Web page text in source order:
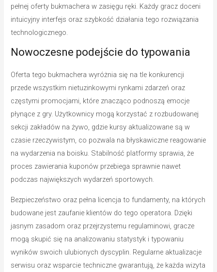
pełnej oferty bukmachera w zasięgu ręki. Każdy gracz doceni
intuicyjny interfejs oraz szybkość działania tego rozwiązania
technologicznego.
Nowoczesne podejście do typowania
Oferta tego bukmachera wyróżnia się na tle konkurencji
przede wszystkim nietuzinkowymi rynkami zdarzeń oraz
częstymi promocjami, które znacząco podnoszą emocje
płynące z gry. Użytkownicy mogą korzystać z rozbudowanej
sekcji zakładów na żywo, gdzie kursy aktualizowane są w
czasie rzeczywistym, co pozwala na błyskawiczne reagowanie
na wydarzenia na boisku. Stabilność platformy sprawia, że
proces zawierania kuponów przebiega sprawnie nawet
podczas największych wydarzeń sportowych.
Bezpieczeństwo oraz pełna licencja to fundamenty, na których
budowane jest zaufanie klientów do tego operatora. Dzięki
jasnym zasadom oraz przejrzystemu regulaminowi, gracze
mogą skupić się na analizowaniu statystyk i typowaniu
wyników swoich ulubionych dyscyplin. Regularne aktualizacje
serwisu oraz wsparcie techniczne gwarantują, że każda wizyta